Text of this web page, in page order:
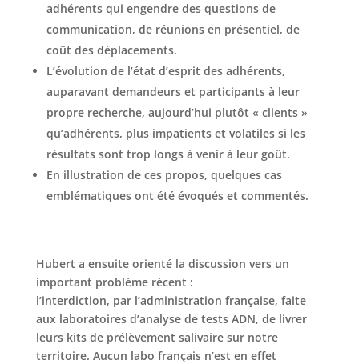
adhérents qui engendre des questions de
communication, de réunions en présentiel, de
coût des déplacements.
L’évolution de l’état d’esprit des adhérents,
auparavant demandeurs et participants à leur
propre recherche, aujourd’hui plutôt « clients »
qu’adhérents, plus impatients et volatiles si les
résultats sont trop longs à venir à leur goût.
En illustration de ces propos, quelques cas
emblématiques ont été évoqués et commentés.
Hubert a ensuite orienté la discussion vers un
important problème récent :
l’interdiction, par l’administration française, faite
aux laboratoires d’analyse de tests ADN, de livrer
leurs kits de prélèvement salivaire sur notre
territoire. Aucun labo français n’est en effet